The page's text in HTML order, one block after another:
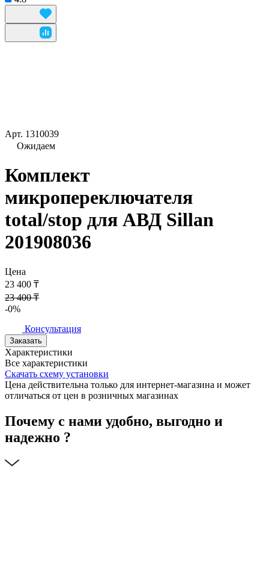
Арт. 1310039
Ожидаем
Комплект
микропереключателя
total/stop для АВД Sillan
201908036
Цена
23 400 ₸
23 400 ₸
-0%
Консультация
Заказать
Характеристики
Все характеристики
Скачать схему установки
Цена действительна только для интернет-магазина и может
отличаться от цен в розничных магазинах
Почему с нами удобно, выгодно и
надежно ?